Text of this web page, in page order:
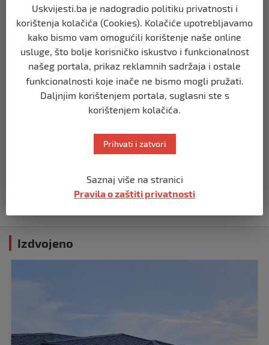
BIH
Zašto Bakir Izetbegović trenutno ima
najveće šanse za povratak u
Predsjedništvo BiH
prije 3 mjeseca
Demantij Federalnog ministarstva
unutrašnjih poslova
Akcija SIPA-e: Pretresaju se stambeni i
pomoćni objekti
Izdvojeno
Uskvijesti.ba je nadogradio politiku privatnosti i
korištenja kolačića (Cookies). Kolačiće upotrebljavamo
kako bismo vam omogućili korištenje naše online
usluge, što bolje korisničko iskustvo i funkcionalnost
našeg portala, prikaz reklamnih sadržaja i ostale
funkcionalnosti koje inače ne bismo mogli pružati.
Daljnjim korištenjem portala, suglasni ste s
korištenjem kolačića.
Prihvati i zatvori
Saznaj više na stranici
Pravila o zaštiti privatnosti